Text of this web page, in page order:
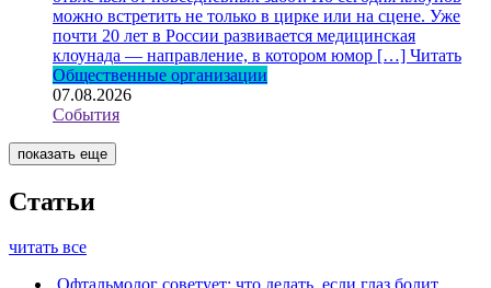
можно встретить не только в цирке или на сцене. Уже
почти 20 лет в России развивается медицинская
клоунада — направление, в котором юмор […] Читать
Общественные организации
07.08.2026
События
показать еще
Статьи
читать все